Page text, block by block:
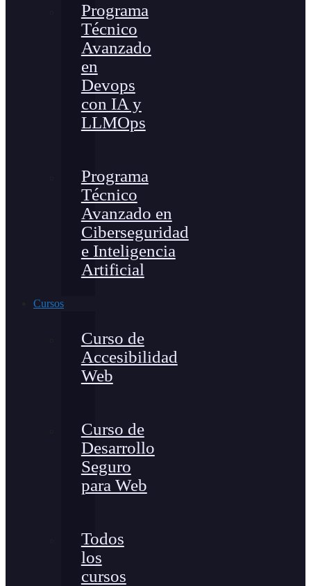
Programa
Técnico
Avanzado
en
Devops
con IA y
LLMOps
Programa
Técnico
Avanzado en
Ciberseguridad
e Inteligencia
Artificial
Cursos
Curso de
Accesibilidad
Web
Curso de
Desarrollo
Seguro
para Web
Todos
los
cursos